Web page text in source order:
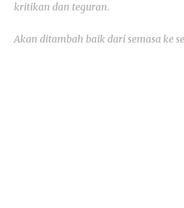
kritikan dan teguran.
Akan ditambah baik dari semasa ke